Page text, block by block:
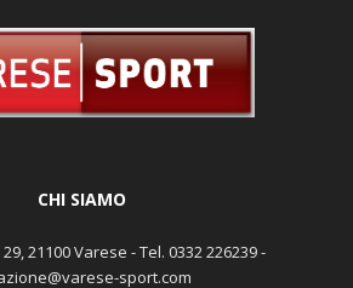
CHI SIAMO
21100 Varese - Tel. 0332 226239 -
sport.com